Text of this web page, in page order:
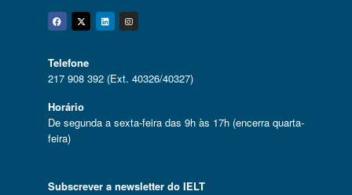
Facebook
Twitter
Linkedin
Instagram
Telefone
217 908 392 (Ext. 40326/40327)
Horário
De segunda a sexta-feira das 9h às 17h (encerra quarta-
feira)
Subscrever a newsletter do IELT